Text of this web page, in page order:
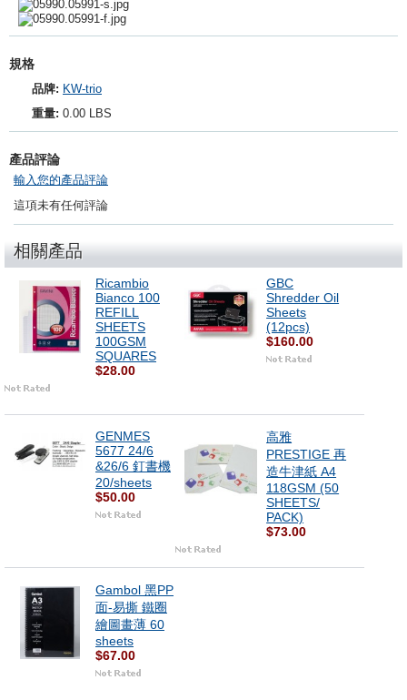
規格
品牌: KW-trio
重量: 0.00 LBS
產品評論
輸入您的產品評論
這項未有任何評論
相關產品
Ricambio
Bianco 100
REFILL
SHEETS
100GSM
SQUARES
$28.00
GBC
Shredder Oil
Sheets
(12pcs)
$160.00
GENMES
5677 24/6
&26/6 釘書機
20/sheets
$50.00
高雅
PRESTIGE 再
造牛津紙 A4
118GSM (50
SHEETS/
PACK)
$73.00
Gambol 黑PP
面-易撕 鐵圈
繪圖畫薄 60
sheets
$67.00